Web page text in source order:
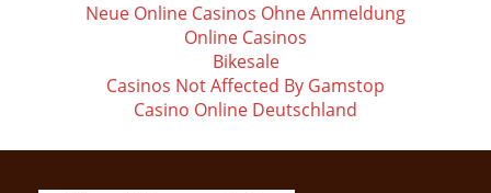
Neue Online Casinos Ohne Anmeldung
Online Casinos
Bikesale
Casinos Not Affected By Gamstop
Casino Online Deutschland